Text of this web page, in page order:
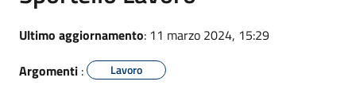
Ultimo aggiornamento: 11 marzo 2024, 15:29
Argomenti : Lavoro